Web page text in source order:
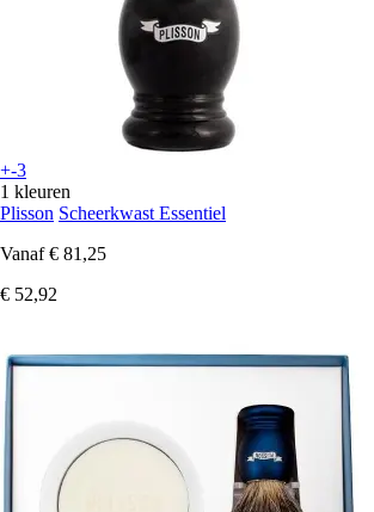
+-3
1 kleuren
Plisson Scheerkwast Essentiel
Vanaf € 81,25
€ 52,92